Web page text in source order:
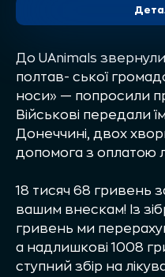
До UAnimals
полтав- ської
носи» — попросили
Військові передали
Донеччині, двох
допомога з оплатою
18 тисяч 68 гривень
вашим внескам! Із
гривень ми
а надлишкові 1008
ступний збір на